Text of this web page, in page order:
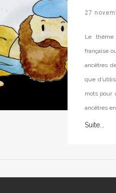
27
Le thème
française
ancêtres
que
mots pour
ancêtres
Suite...